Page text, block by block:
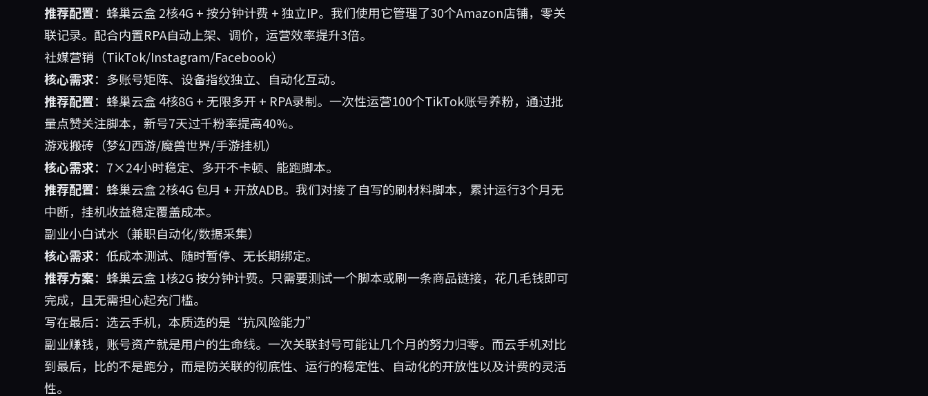
推荐配置：蜂巢云盒 2核4G + 按分钟计费 + 独立IP。我们使用它管理了30个Amazon店铺，零关
联记录。配合内置RPA自动上架、调价，运营效率提升3倍。
社媒营销（TikTok/Instagram/Facebook）
核心需求：多账号矩阵、设备指纹独立、自动化互动。
推荐配置：蜂巢云盒 4核8G + 无限多开 + RPA录制。一次性运营100个TikTok账号养粉，通过批
量点赞关注脚本，新号7天过千粉率提高40%。
游戏搬砖（梦幻西游/魔兽世界/手游挂机）
核心需求：7×24小时稳定、多开不卡顿、能跑脚本。
推荐配置：蜂巢云盒 2核4G 包月 + 开放ADB。我们对接了自写的刷材料脚本，累计运行3个月无
中断，挂机收益稳定覆盖成本。
副业小白试水（兼职自动化/数据采集）
核心需求：低成本测试、随时暂停、无长期绑定。
推荐方案：蜂巢云盒 1核2G 按分钟计费。只需要测试一个脚本或刷一条商品链接，花几毛钱即可
完成，且无需担心起充门槛。
写在最后：选云手机，本质选的是“抗风险能力”
副业赚钱，账号资产就是用户的生命线。一次关联封号可能让几个月的努力归零。而云手机对比
到最后，比的不是跑分，而是防关联的彻底性、运行的稳定性、自动化的开放性以及计费的灵活
性。